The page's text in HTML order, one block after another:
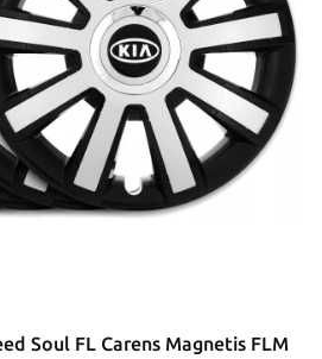
Soul FL Carens Magnetis FLM